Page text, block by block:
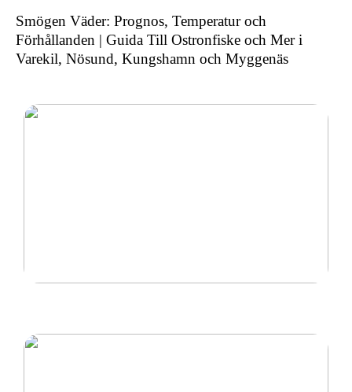
Smögen Väder: Prognos, Temperatur och
Förhållanden | Guida Till Ostronfiske och Mer i
Varekil, Nösund, Kungshamn och Myggenäs